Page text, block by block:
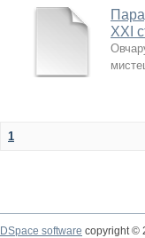
ХХІ
1
DSpace software copyright ©